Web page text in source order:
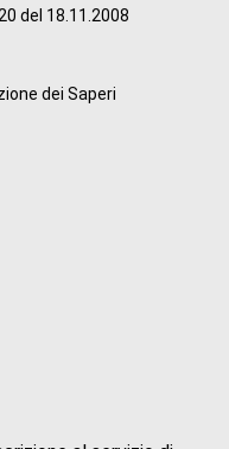
del 18.11.2008
dei Saperi